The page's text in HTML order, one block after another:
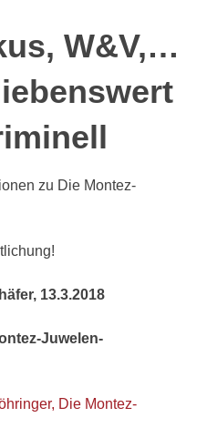
W&V,…
zu Die Montez-
13.3.2018
Die Montez-